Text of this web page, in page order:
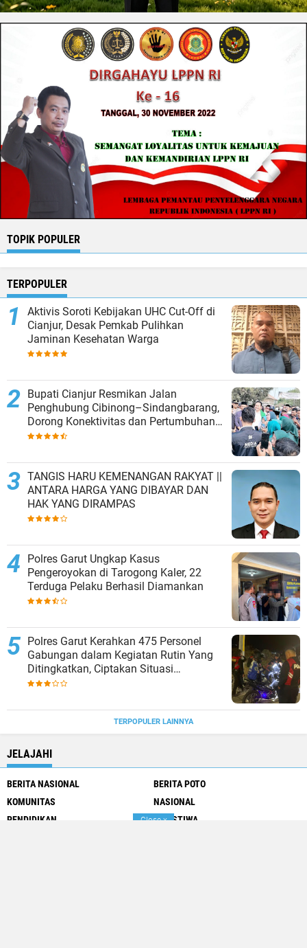
TOPIK POPULER
TERPOPULER
Aktivis Soroti Kebijakan UHC Cut-Off di
Cianjur, Desak Pemkab Pulihkan
Jaminan Kesehatan Warga
Bupati Cianjur Resmikan Jalan
Penghubung Cibinong–Sindangbarang,
Dorong Konektivitas dan Pertumbuhan
Ekonomi Cianjur Selatan
TANGIS HARU KEMENANGAN RAKYAT ||
ANTARA HARGA YANG DIBAYAR DAN
HAK YANG DIRAMPAS
Polres Garut Ungkap Kasus
Pengeroyokan di Tarogong Kaler, 22
Terduga Pelaku Berhasil Diamankan
Polres Garut Kerahkan 475 Personel
Gabungan dalam Kegiatan Rutin Yang
Ditingkatkan, Ciptakan Situasi
Kamtibmas Tetap Aman dan Kondusif
TERPOPULER LAINNYA
JELAJAHI
BERITA NASIONAL
BERITA POTO
KOMUNITAS
NASIONAL
PENDIDIKAN
PERISTIWA
Closex